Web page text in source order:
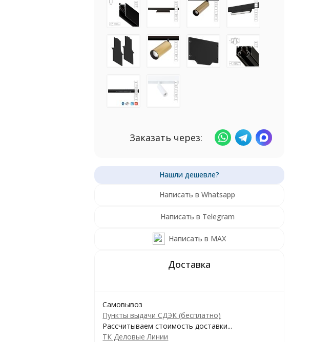
Заказать через:
Написать в Whatsapp
Написать в Telegram
Написать в MAX
Самовывоз
Пункты выдачи СДЭК (бесплатно)
Рассчитываем стоимость доставки...
ТК Деловые Линии